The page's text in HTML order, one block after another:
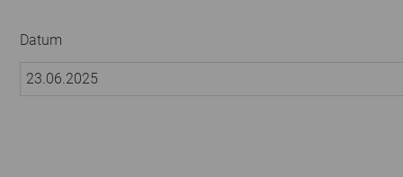
Datum
23.06.2025